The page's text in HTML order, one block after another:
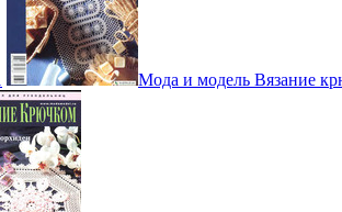
Мода и модель Вязание